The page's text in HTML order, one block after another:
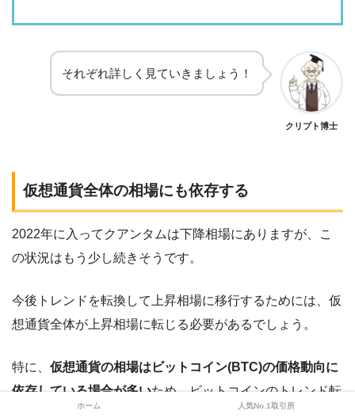
それぞれ詳しく見ていきましょう！
クリプト博士
仮想通貨全体の相場にも依存する
2022年に入ってクアンタムは下降相場にありますが、こ
の状況はもう少し続きそうです。
今後トレンドを転換して上昇相場に移行するためには、仮
想通貨全体が上昇相場に転じる必要があるでしょう。
特に、 仮想通貨の相場はビットコイン(BTC)の価格動向に
依存している場合が多いため、ビットコインのトレンド転
ホーム 人気No.1取引所